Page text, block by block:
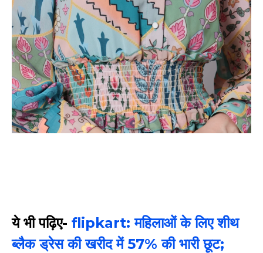
ये भी पढ़िए- flipkart: महिलाओं के लिए शीथ
ब्लैक ड्रेस की खरीद में 57% की भारी छूट;